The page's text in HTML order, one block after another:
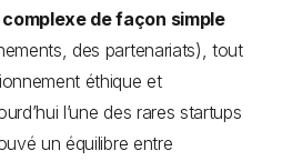
de façon simple
des partenariats), tout
éthique et
l’une des rares startups
un équilibre entre